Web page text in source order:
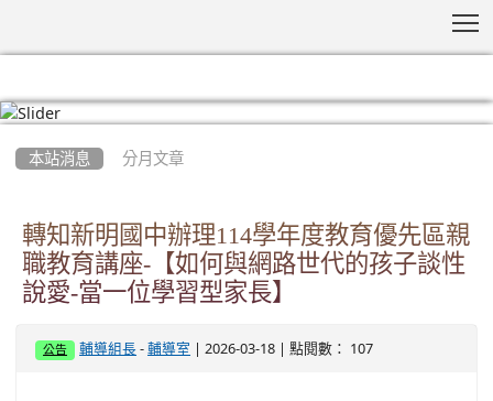
本站消息 分月文章
轉知新明國中辦理114學年度教育優先區親
職教育講座-【如何與網路世代的孩子談性
說愛-當一位學習型家長】
公告 輔導組長 -輔導室 | 2026-03-18 | 點閱數： 107